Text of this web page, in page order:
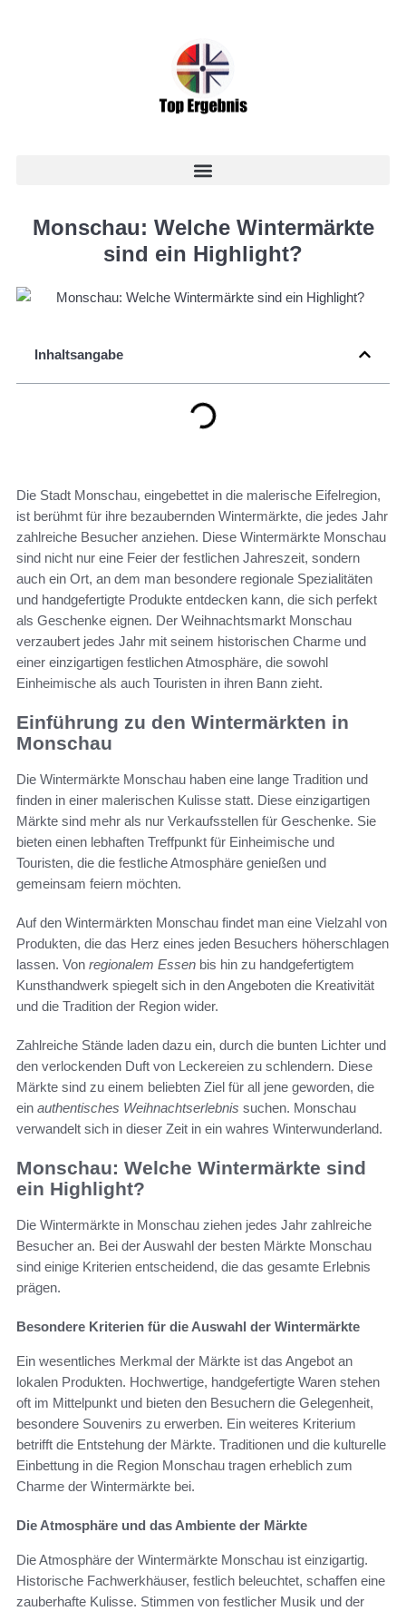
Monschau: Welche Wintermärkte
sind ein Highlight?
Inhaltsangabe
Die Stadt Monschau, eingebettet in die malerische Eifelregion,
ist berühmt für ihre bezaubernden Wintermärkte, die jedes Jahr
zahlreiche Besucher anziehen. Diese Wintermärkte Monschau
sind nicht nur eine Feier der festlichen Jahreszeit, sondern
auch ein Ort, an dem man besondere regionale Spezialitäten
und handgefertigte Produkte entdecken kann, die sich perfekt
als Geschenke eignen. Der Weihnachtsmarkt Monschau
verzaubert jedes Jahr mit seinem historischen Charme und
einer einzigartigen festlichen Atmosphäre, die sowohl
Einheimische als auch Touristen in ihren Bann zieht.
Einführung zu den Wintermärkten in
Monschau
Die Wintermärkte Monschau haben eine lange Tradition und
finden in einer malerischen Kulisse statt. Diese einzigartigen
Märkte sind mehr als nur Verkaufsstellen für Geschenke. Sie
bieten einen lebhaften Treffpunkt für Einheimische und
Touristen, die die festliche Atmosphäre genießen und
gemeinsam feiern möchten.
Auf den Wintermärkten Monschau findet man eine Vielzahl von
Produkten, die das Herz eines jeden Besuchers höherschlagen
lassen. Von regionalem Essen bis hin zu handgefertigtem
Kunsthandwerk spiegelt sich in den Angeboten die Kreativität
und die Tradition der Region wider.
Zahlreiche Stände laden dazu ein, durch die bunten Lichter und
den verlockenden Duft von Leckereien zu schlendern. Diese
Märkte sind zu einem beliebten Ziel für all jene geworden, die
ein authentisches Weihnachtserlebnis suchen. Monschau
verwandelt sich in dieser Zeit in ein wahres Winterwunderland.
Monschau: Welche Wintermärkte sind
ein Highlight?
Die Wintermärkte in Monschau ziehen jedes Jahr zahlreiche
Besucher an. Bei der Auswahl der besten Märkte Monschau
sind einige Kriterien entscheidend, die das gesamte Erlebnis
prägen.
Besondere Kriterien für die Auswahl der Wintermärkte
Ein wesentliches Merkmal der Märkte ist das Angebot an
lokalen Produkten. Hochwertige, handgefertigte Waren stehen
oft im Mittelpunkt und bieten den Besuchern die Gelegenheit,
besondere Souvenirs zu erwerben. Ein weiteres Kriterium
betrifft die Entstehung der Märkte. Traditionen und die kulturelle
Einbettung in die Region Monschau tragen erheblich zum
Charme der Wintermärkte bei.
Die Atmosphäre und das Ambiente der Märkte
Die Atmosphäre der Wintermärkte Monschau ist einzigartig.
Historische Fachwerkhäuser, festlich beleuchtet, schaffen eine
zauberhafte Kulisse. Stimmen von festlicher Musik und der